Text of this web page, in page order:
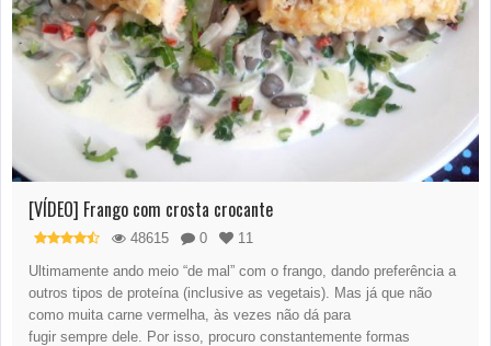
[VÍDEO] Frango com crosta crocante
48615 0
11
Ultimamente ando meio “de mal” com o frango, dando preferência a
outros tipos de proteína (inclusive as vegetais). Mas já que não
como muita carne vermelha, às vezes não dá para
fugir sempre dele. Por isso, procuro constantemente formas